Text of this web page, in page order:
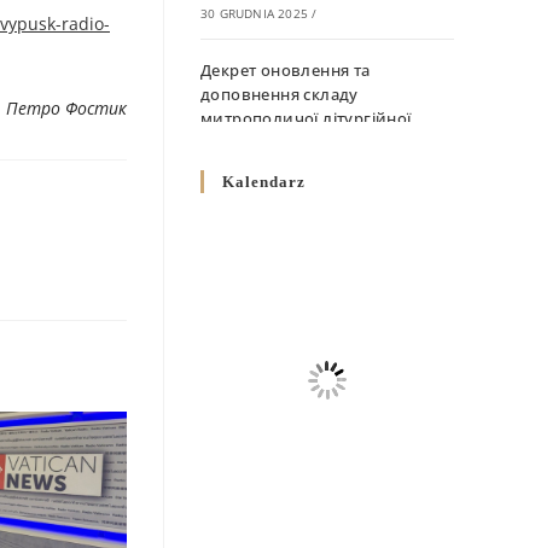
radio-
Петро Фостик
30 GRUDNIA 2025 /
Декрет оновлення та
доповнення складу
митрополичої літургійної
10 GRUDNIA 2025
Декрет про відзначення
Великодня і всіх рухомих
Kalendarz